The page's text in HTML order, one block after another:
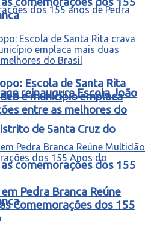
reinaugura Escola João
de Santa Cruz do
comemorações dos 155
Escola de Santa Rita
e município emplaca
entre as melhores do
Pedra Branca Reúne
Comemorações dos 155